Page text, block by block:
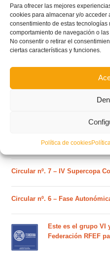
Para ofrecer las mejores
cookies para almacenar y/o acceder
consentimiento de estas
comportamiento de navegación o
No consentir o retirar el
ciertas características y funciones.
Política de cookies
POSTS RECIENTES
Ferran Torres se
Estos son los dos
Circular nº. 7 – IV Supercopa
Circular nº. 6 – Fase
Este es el grupo VI
Federación RFEF